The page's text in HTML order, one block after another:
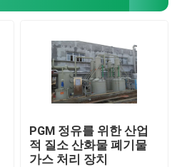
PGM 정유를 위한 산업
적 질소 산화물 폐기물
가스 처리 장치